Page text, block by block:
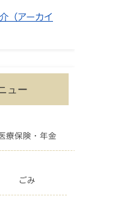
（アーカイ
ュー
医療保険・年金
ごみ